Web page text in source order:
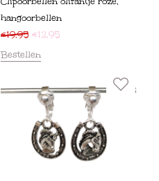
hangoorbellen
€19,95 €12,95
Bestellen